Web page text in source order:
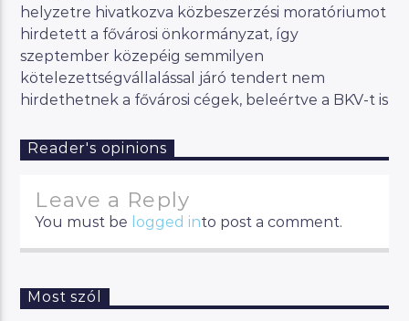
helyzetre hivatkozva közbeszerzési moratóriumot
hirdetett a fővárosi önkormányzat, így
szeptember közepéig semmilyen
kötelezettségvállalással járó tendert nem
hirdethetnek a fővárosi cégek, beleértve a BKV-t is
Reader's opinions
Leave a Reply
You must be logged into post a comment.
Most szól